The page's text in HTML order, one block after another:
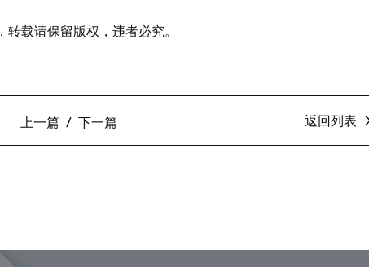
，转载请保留版权，违者必究。
上一篇 下一篇 返回列表